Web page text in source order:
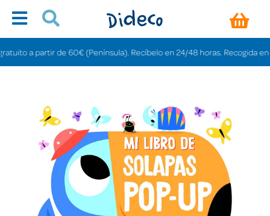
a partir de 60€ (Península). Recíbelo en 24/48 horas. Recogida en